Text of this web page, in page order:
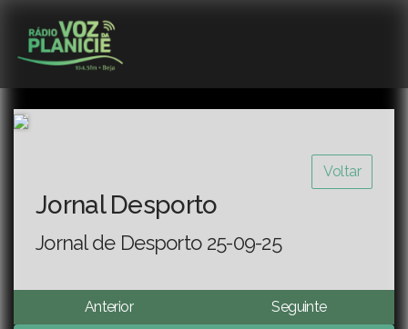
Voltar
Jornal Desporto
Jornal de Desporto 25-09-25
Anterior Seguinte